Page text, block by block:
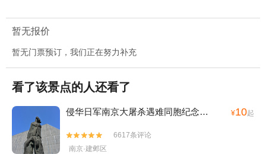
暂无报价
暂无门票预订，我们正在努力补充
看了该景点的人还看了
侵华日军南京大屠杀遇难同胞纪念馆 ¥10起


6617条评论
南京·建邺区